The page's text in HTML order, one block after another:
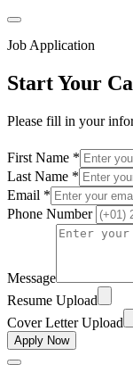
Job Application
Start Your
Please fill in your
First Name *
Last Name *
Email *
Phone Number
Message
Resume Upload
Cover Letter Upload
Apply Now